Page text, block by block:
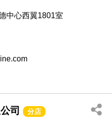
中心西翼1801室
司 分店